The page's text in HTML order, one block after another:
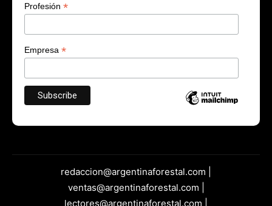
Profesión *
Empresa *
redaccion@argentinaforestal.com |
ventas@argentinaforestal.com |
lectores@argentinaforestal.com |